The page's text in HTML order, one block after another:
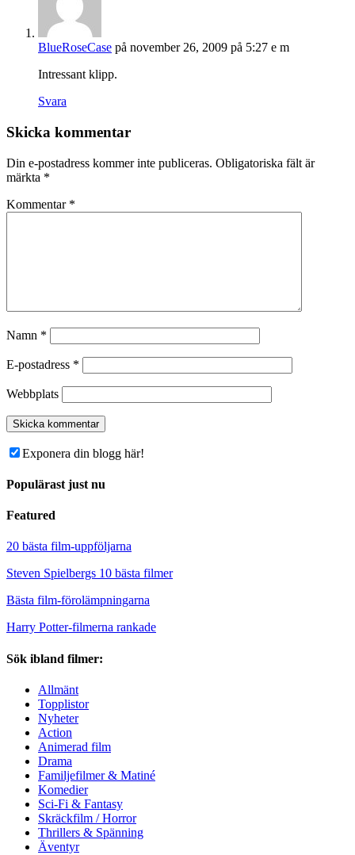
BlueRoseCase på november 26, 2009 på 5:27 e m
Intressant klipp.
Svara
Skicka kommentar
Din e-postadress kommer inte publiceras. Obligatoriska fält är
märkta *
Kommentar *
Namn *
E-postadress *
Webbplats
Exponera din blogg här!
Populärast just nu
Featured
20 bästa film-uppföljarna
Steven Spielbergs 10 bästa filmer
Bästa film-förolämpningarna
Harry Potter-filmerna rankade
Sök ibland filmer:
Allmänt
Topplistor
Nyheter
Action
Animerad film
Drama
Familjefilmer & Matiné
Komedier
Sci-Fi & Fantasy
Skräckfilm / Horror
Thrillers & Spänning
Äventyr